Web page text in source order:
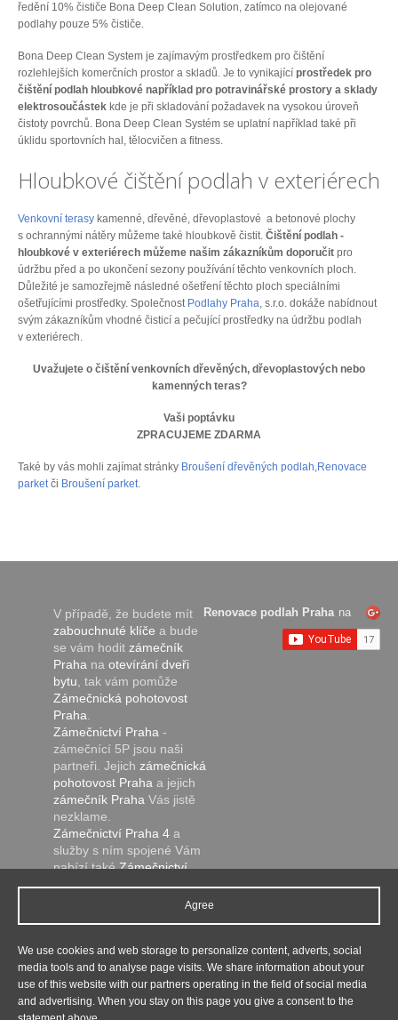
ředění 10% čističe Bona Deep Clean Solution, zatímco na olejované
podlahy pouze 5% čističe.
Bona Deep Clean System je zajímavým prostředkem pro čištění
rozlehlejších komerčních prostor a skladů. Je to vynikající prostředek pro
čištění podlah hloubkové například pro potravinářské prostory a sklady
elektrosoučástek kde je při skladování požadavek na vysokou úroveň
čistoty povrchů. Bona Deep Clean Systém se uplatní například také při
úklidu sportovních hal, tělocvičen a fitness.
Hloubkové čištění podlah v exteriérech
Venkovní terasy kamenné, dřevěné, dřevoplastové a betonové plochy
s ochrannými nátěry můžeme také hloubkově čistit. Čištění podlah -
hloubkové v exteriérech můžeme našim zákazníkům doporučit pro
údržbu před a po ukončení sezony používání těchto venkovních ploch.
Důležité je samozřejmě následné ošetření těchto ploch speciálními
ošetřujícími prostředky. Společnost Podlahy Praha, s.r.o. dokáže nabídnout
svým zákazníkům vhodné čisticí a pečující prostředky na údržbu podlah
v exteriérech.
Uvažujete o čištění venkovních dřevěných, dřevoplastových nebo
kamenných teras?
Vaši poptávku
ZPRACUJEME ZDARMA
Také by vás mohli zajímat stránky Broušení dřevěných podlah,Renovace
parketči Broušení parket.
Renovace podlah Praha na
V případě, že budete mít
zabouchnuté klíče a bude
se vám hodit zámečník
Praha na otevírání dveři
bytu , tak vám pomůže
Zámečnická pohotovost
Praha
Zámečnictví Praha -
zámečnící 5P jsou naši
partneři. Jejich zámečnická
pohotovost Praha a jejich
zámečník Praha Vás jistě
nezklame.
Zámečnictví Praha 4 a
služby s ním spojené Vám
nabízí takéZámečnictví
Želivec.
zámečnictví
pohotovost nonstop.
Naši partneři
Copyright © 2026, Renovace podlah Praha.
Agree
We use cookies and web storage to personalize content, adverts, social
media tools and to analyse page visits. We share information about your
use of this website with our partners operating in the field of social media
and advertising. When you stay on this page you give a consent to the